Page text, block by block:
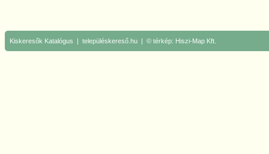
Kiskeresők Katalógus | településkereső.hu | © térkép: Hiszi-Map Kft.